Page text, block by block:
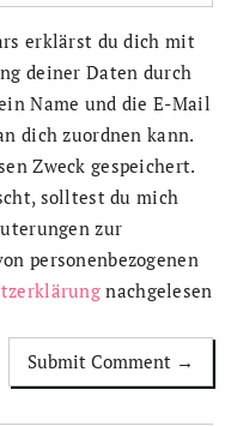
erklärst du dich mit
deiner Daten durch
Name und die E-Mail
dich zuordnen kann.
Zweck gespeichert.
solltest du mich
zur
personenbezogenen
nachgelesen